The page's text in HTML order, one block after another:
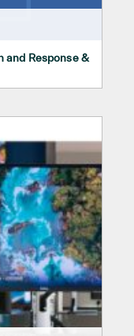
and Response &